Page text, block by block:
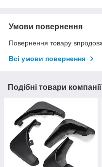
Умови повернення
Повернення товару
Всі умови повернення
Подібні товари компанії